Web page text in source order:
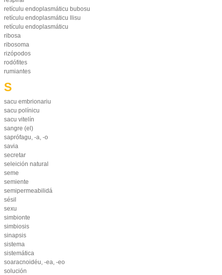
retículu endoplasmáticu bubosu
retículu endoplasmáticu llisu
retículu endoplasmáticu
ribosa
ribosoma
rizópodos
rodófites
rumiantes
S
sacu embrionariu
sacu polínicu
sacu vitelín
sangre (el)
saprófagu, -a, -o
savia
secretar
seleición natural
seme
semiente
semipermeabilidá
sésil
sexu
simbionte
simbiosis
sinapsis
sistema
sistemática
soaracnoidéu, -ea, -eo
solución